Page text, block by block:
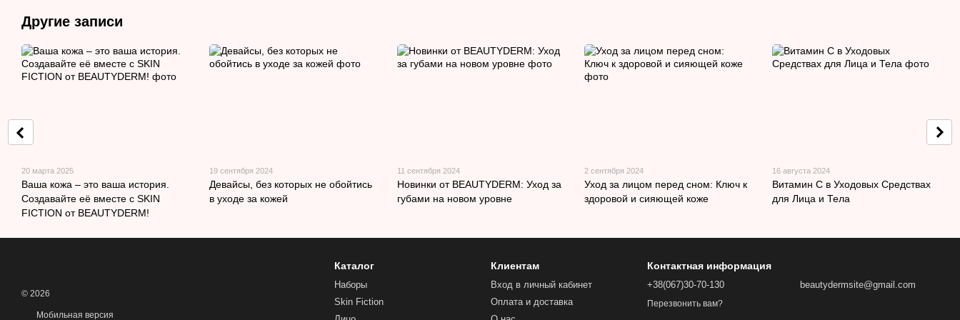
Другие записи
20 марта 2025
Ваша кожа – это ваша история.
Создавайте её вместе с SKIN
FICTION от BEAUTYDERM!
19 сентября 2024
Девайсы, без которых не обойтись
в уходе за кожей
11 сентября 2024
Новинки от BEAUTYDERM: Уход за
губами на новом уровне
2 сентября 2024
Уход за лицом перед сном: Ключ к
здоровой и сияющей коже
16 августа 2024
Витамин С в Уходовых Средствах
для Лица и Тела
© 2026
Мобильная версия
Каталог
Наборы
Skin Fiction
Клиентам
Вход в личный кабинет
Оплата и доставка
Контактная информация
+38(067)30-70-130
Перезвонить вам?
beautydermsite@gmail.com